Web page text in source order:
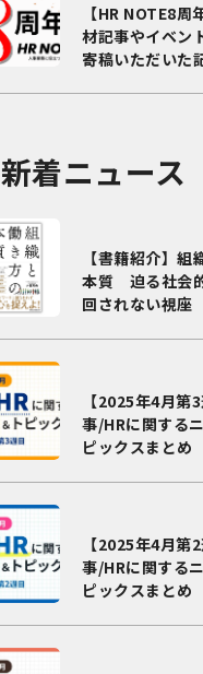
【HR NOTE8周
材記事やイベン
寄稿いただいた
新着ニュース
【書籍紹介】組
本質 迫る社会
回されない視座
【2025年4月第
事/HRに関する
ピックスまとめ
【2025年4月第
事/HRに関する
ピックスまとめ